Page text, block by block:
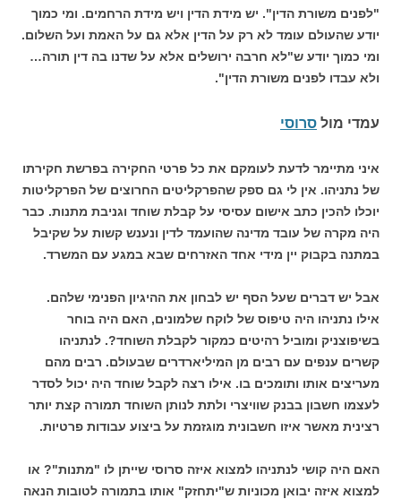
"לפנים משורת הדין". יש מידת הדין ויש מידת הרחמים. ומי כמוך
יודע שהעולם עומד לא רק על הדין אלא גם על האמת ועל השלום.
ומי כמוך יודע ש"לא חרבה ירושלים אלא על שדנו בה דין תורה…
ולא עבדו לפנים משורת הדין".
עמדי מול סרוסי
איני מתיימר לדעת לעומקם את כל פרטי החקירה בפרשת חקירתו
של נתניהו. אין לי גם ספק שהפרקליטים החרוצים של הפרקליטות
יוכלו להכין כתב אישום עסיסי על קבלת שוחד וגניבת מתנות. כבר
היה מקרה של עובד מדינה שהועמד לדין ונענש קשות על שקיבל
במתנה בקבוק יין מידי אחד האזרחים שבא במגע עם המשרד.
אבל יש דברים שעל הסף יש לבחון את ההיגיון הפנימי שלהם.
אילו נתניהו היה טיפוס של לוקח שלמונים, האם היה בוחר
בשיפוצניק ומוביל רהיטים כמקור לקבלת השוחד?. לנתניהו
קשרים ענפים עם רבים מן המיליארדרים שבעולם. רבים מהם
מעריצים אותו ותומכים בו. אילו רצה לקבל שוחד היה יכול לסדר
לעצמו חשבון בבנק שוויצרי ולתת לנותן השוחד תמורה קצת יותר
רצינית מאשר איזו חשבונית מוגזמת על ביצוע עבודות פרטיות.
האם היה קושי לנתניהו למצוא איזה סרוסי שייתן לו "מתנות"? או
למצוא איזה יבואן מכוניות ש"יתחזק" אותו בתמורה לטובות הנאה